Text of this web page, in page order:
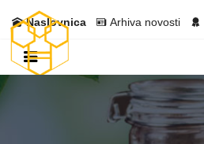
Naslovnica Arhiva novosti